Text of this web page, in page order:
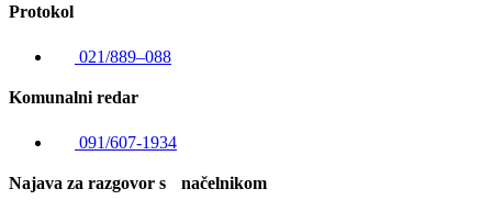
Protokol
021/889–088
Komunalni redar
091/607-1934
Najava za razgovor s načelnikom